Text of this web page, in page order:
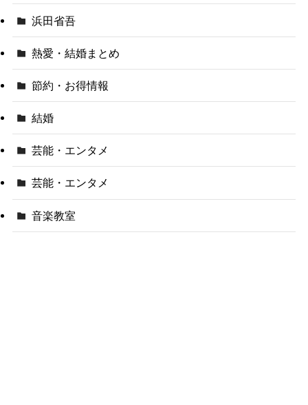
浜田省吾
熱愛・結婚まとめ
節約・お得情報
結婚
芸能・エンタメ
芸能・エンタメ
音楽教室